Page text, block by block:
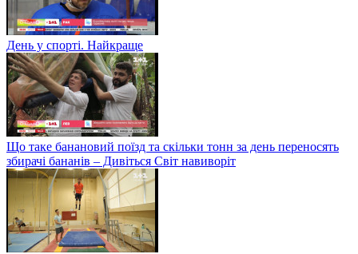
День у спорті. Найкраще
Що таке банановий поїзд та скільки тонн за день переносять
збирачі бананів – Дивіться Світ навиворіт